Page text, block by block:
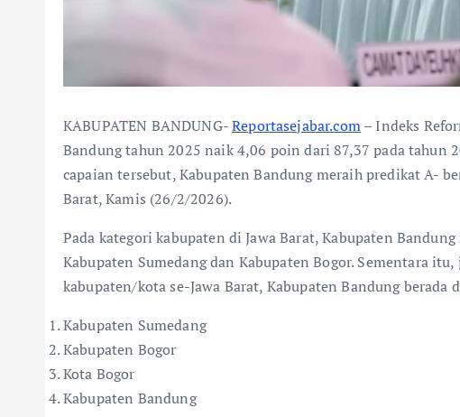
KABUPATEN BANDUNG-Reportasejabar.com– Indeks
Bandung tahun 2025 naik 4,06 poin dari 87,37 pada tahun
capaian tersebut, Kabupaten Bandung meraih predikat A-
Barat, Kamis (26/2/2026).
Pada kategori kabupaten di Jawa Barat, Kabupaten
Kabupaten Sumedang dan Kabupaten Bogor. Sementara
kabupaten/kota se-Jawa Barat, Kabupaten Bandung
Kabupaten Sumedang
Kabupaten Bogor
Kota Bogor
Kabupaten Bandung